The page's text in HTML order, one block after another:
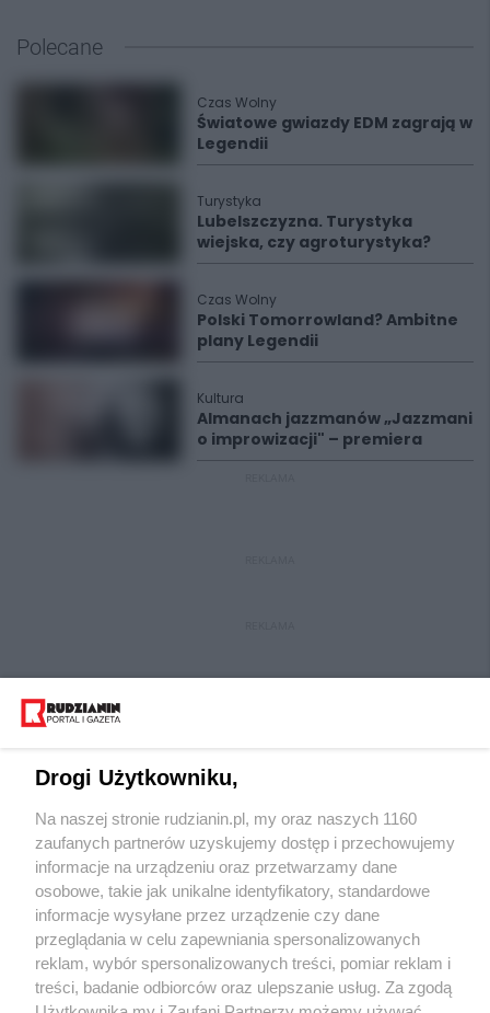
Polecane
Czas Wolny
Światowe gwiazdy EDM zagrają w
Legendii
Turystyka
Lubelszczyzna. Turystyka
wiejska, czy agroturystyka?
Czas Wolny
Polski Tomorrowland? Ambitne
plany Legendii
Kultura
Almanach jazzmanów „Jazzmani
o improwizacji" – premiera
Wydawca mediów lokalnych
Nie zapomnij
zapoznać się z:
polityką prywatności regulamin korzystania z portali
Drogi Użytkowniku,
Na naszej stronie rudzianin.pl, my oraz naszych 1160
zaufanych partnerów uzyskujemy dostęp i przechowujemy
informacje na urządzeniu oraz przetwarzamy dane
osobowe, takie jak unikalne identyfikatory, standardowe
informacje wysyłane przez urządzenie czy dane
przeglądania w celu zapewniania spersonalizowanych
reklam, wybór spersonalizowanych treści, pomiar reklam i
treści, badanie odbiorców oraz ulepszanie usług. Za zgodą